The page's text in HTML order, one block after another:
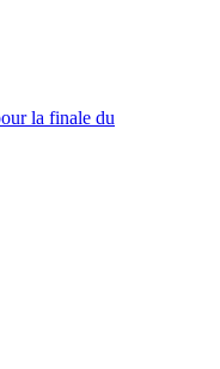
la finale du